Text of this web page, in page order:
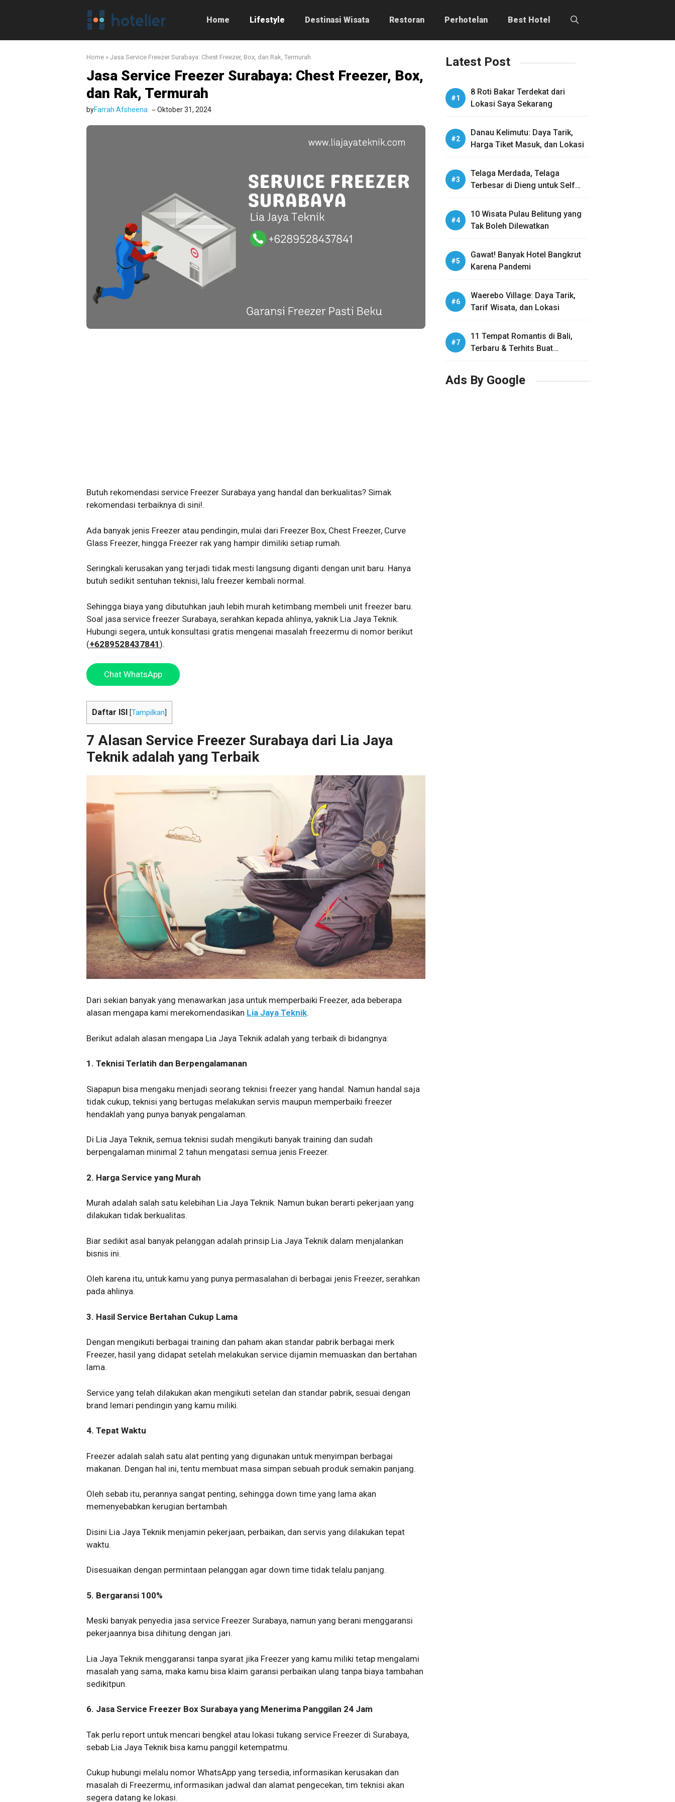
Home Lifestyle Destinasi Wisata Restoran Perhotelan Best Hotel
Home » Jasa Service Freezer Surabaya: Chest Freezer, Box, dan Rak, Termurah
Jasa Service Freezer Surabaya: Chest Freezer, Box,
dan Rak, Termurah
byFarrah Afsheena Oktober 31, 2024
Butuh rekomendasi service Freezer Surabaya yang handal dan berkualitas? Simak
rekomendasi terbaiknya di sini!.
Ada banyak jenis Freezer atau pendingin, mulai dari Freezer Box, Chest Freezer, Curve
Glass Freezer, hingga Freezer rak yang hampir dimiliki setiap rumah.
Seringkali kerusakan yang terjadi tidak mesti langsung diganti dengan unit baru. Hanya
butuh sedikit sentuhan teknisi, lalu freezer kembali normal.
Sehingga biaya yang dibutuhkan jauh lebih murah ketimbang membeli unit freezer baru.
Soal jasa service freezer Surabaya, serahkan kepada ahlinya, yaknik Lia Jaya Teknik.
Hubungi segera, untuk konsultasi gratis mengenai masalah freezermu di nomor berikut
(+6289528437841).
Chat WhatsApp
Daftar ISI [Tampilkan
7 Alasan Service Freezer Surabaya dari Lia Jaya
Teknik adalah yang Terbaik
Dari sekian banyak yang menawarkan jasa untuk memperbaiki Freezer, ada beberapa
alasan mengapa kami merekomendasikan Lia Jaya Teknik.
Berikut adalah alasan mengapa Lia Jaya Teknik adalah yang terbaik di bidangnya:
1. Teknisi Terlatih dan Berpengalamanan
Siapapun bisa mengaku menjadi seorang teknisi freezer yang handal. Namun handal saja
tidak cukup, teknisi yang bertugas melakukan servis maupun memperbaiki freezer
hendaklah yang punya banyak pengalaman.
Di Lia Jaya Teknik, semua teknisi sudah mengikuti banyak training dan sudah
berpengalaman minimal 2 tahun mengatasi semua jenis Freezer.
2. Harga Service yang Murah
Murah adalah salah satu kelebihan Lia Jaya Teknik. Namun bukan berarti pekerjaan yang
dilakukan tidak berkualitas.
Biar sedikit asal banyak pelanggan adalah prinsip Lia Jaya Teknik dalam menjalankan
bisnis ini.
Oleh karena itu, untuk kamu yang punya permasalahan di berbagai jenis Freezer, serahkan
pada ahlinya.
3. Hasil Service Bertahan Cukup Lama
Dengan mengikuti berbagai training dan paham akan standar pabrik berbagai merk
Freezer, hasil yang didapat setelah melakukan service dijamin memuaskan dan bertahan
lama.
Service yang telah dilakukan akan mengikuti setelan dan standar pabrik, sesuai dengan
brand lemari pendingin yang kamu miliki.
4. Tepat Waktu
Freezer adalah salah satu alat penting yang digunakan untuk menyimpan berbagai
makanan. Dengan hal ini, tentu membuat masa simpan sebuah produk semakin panjang.
Oleh sebab itu, perannya sangat penting, sehingga down time yang lama akan
memenyebabkan kerugian bertambah.
Disini Lia Jaya Teknik menjamin pekerjaan, perbaikan, dan servis yang dilakukan tepat
waktu.
Disesuaikan dengan permintaan pelanggan agar down time tidak telalu panjang.
5. Bergaransi 100%
Meski banyak penyedia jasa service Freezer Surabaya, namun yang berani menggaransi
pekerjaannya bisa dihitung dengan jari.
Lia Jaya Teknik menggaransi tanpa syarat jika Freezer yang kamu miliki tetap mengalami
masalah yang sama, maka kamu bisa klaim garansi perbaikan ulang tanpa biaya tambahan
sedikitpun.
6. Jasa Service Freezer Box Surabaya yang Menerima Panggilan 24 Jam
Tak perlu report untuk mencari bengkel atau lokasi tukang service Freezer di Surabaya,
sebab Lia Jaya Teknik bisa kamu panggil ketempatmu.
Cukup hubungi melalu nomor WhatsApp yang tersedia, informasikan kerusakan dan
masalah di Freezermu, informasikan jadwal dan alamat pengecekan, tim teknisi akan
segera datang ke lokasi.
Latest Post
8 Roti Bakar Terdekat dari
Lokasi Saya Sekarang
Danau Kelimutu: Daya Tarik,
Harga Tiket Masuk, dan Lokasi
Telaga Merdada, Telaga
Terbesar di Dieng untuk Self
10 Wisata Pulau Belitung yang
Tak Boleh Dilewatkan
Gawat! Banyak Hotel Bangkrut
Karena Pandemi
Waerebo Village: Daya Tarik,
Tarif Wisata, dan Lokasi
11 Tempat Romantis di Bali,
Terbaru & Terhits Buat
Ads By Google